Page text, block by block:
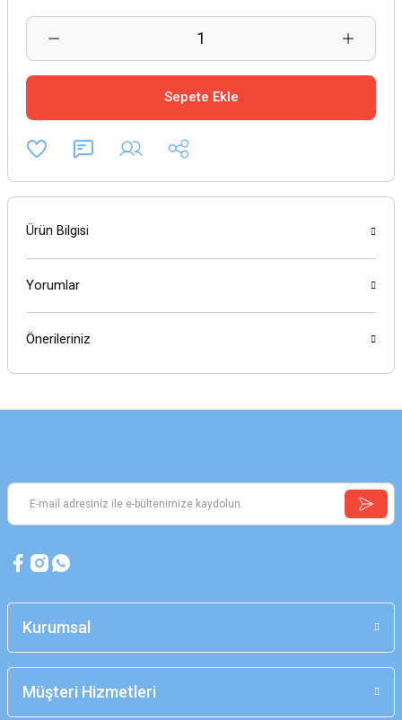
Sepete Ekle
Ürün Bilgisi
Yorumlar
Önerileriniz
Kurumsal
Müşteri Hizmetleri